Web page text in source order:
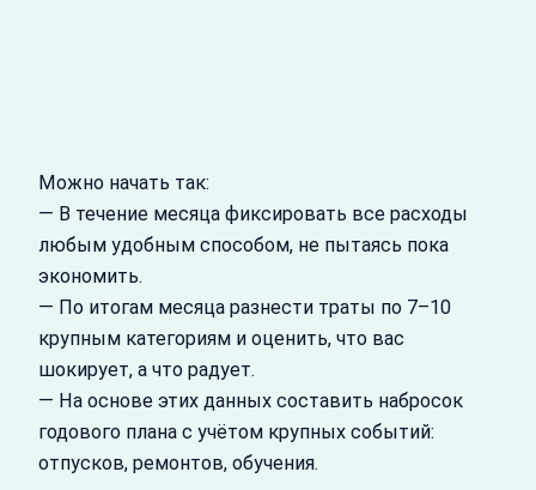
Можно начать так:
— В течение месяца фиксировать все расходы
любым удобным способом, не пытаясь пока
экономить.
— По итогам месяца разнести траты по 7–10
крупным категориям и оценить, что вас
шокирует, а что радует.
— На основе этих данных составить набросок
годового плана с учётом крупных событий:
отпусков, ремонтов, обучения.